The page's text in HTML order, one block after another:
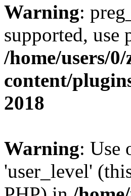
Warning:
supported, use
/home/users/
content/
2018
Warning: Use
'user_level'